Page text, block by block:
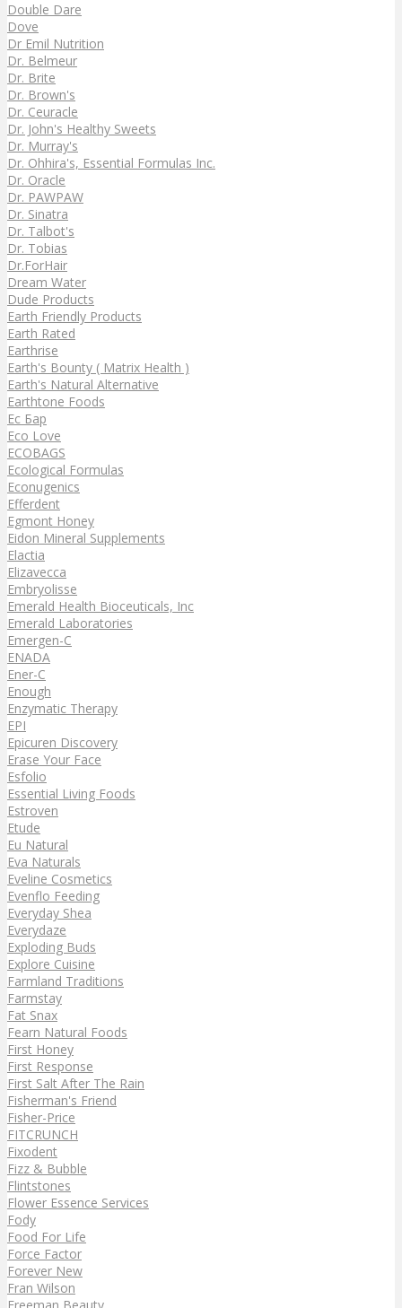
Double Dare
Dove
Dr Emil Nutrition
Dr. Belmeur
Dr. Brite
Dr. Brown's
Dr. Ceuracle
Dr. John's Healthy Sweets
Dr. Murray's
Dr. Ohhira's, Essential Formulas Inc.
Dr. Oracle
Dr. PAWPAW
Dr. Sinatra
Dr. Talbot's
Dr. Tobias
Dr.ForHair
Dream Water
Dude Products
Earth Friendly Products
Earth Rated
Earthrise
Earth's Bounty ( Matrix Health )
Earth's Natural Alternative
Earthtone Foods
Ec Бар
Eco Love
ECOBAGS
Ecological Formulas
Econugenics
Efferdent
Egmont Honey
Eidon Mineral Supplements
Elactia
Elizavecca
Embryolisse
Emerald Health Bioceuticals, Inc
Emerald Laboratories
Emergen-C
ENADA
Ener-C
Enough
Enzymatic Therapy
EPI
Epicuren Discovery
Erase Your Face
Esfolio
Essential Living Foods
Estroven
Etude
Eu Natural
Eva Naturals
Eveline Cosmetics
Evenflo Feeding
Everyday Shea
Everydaze
Exploding Buds
Explore Cuisine
Farmland Traditions
Farmstay
Fat Snax
Fearn Natural Foods
First Honey
First Response
First Salt After The Rain
Fisherman's Friend
Fisher-Price
FITCRUNCH
Fixodent
Fizz & Bubble
Flintstones
Flower Essence Services
Fody
Food For Life
Force Factor
Forever New
Fran Wilson